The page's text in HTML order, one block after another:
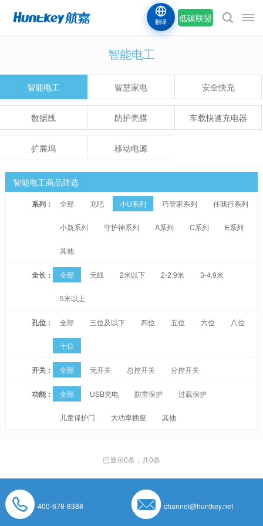
低碳联盟
翻译
智能电工
智能电工 智慧家电 安全快充
数据线 防护壳膜 车载快速充电器
扩展坞 移动电源
智能电工商品筛选
系列： 全部 充吧 小U系列 巧管家系列 任我行系列
小新系列 守护神系列 A系列 C系列 E系列
其他
全长： 全部 无线 2米以下 2-2.9米 3-4.9米
5米以上
孔位： 全部 三位及以下 四位 五位 六位 八位
十位
开关： 全部 无开关 总控开关 分控开关
功能： 全部 USB充电 防雷保护 过载保护
儿童保护门 大功率插座 其他
已显示0条，共0条
400-678-8388 channel@huntkey.net